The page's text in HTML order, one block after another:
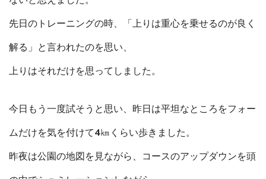
先日のトレーニングの時、「上りは重心を乗せるのが良く
解る」と言われたのを思い、
上りはそれだけを思ってしました。
今日もう一度試そうと思い、昨日は平坦なところをフォー
ムだけを気を付けて4㎞くらい歩きました。
昨夜は公園の地図を見ながら、コースのアップダウンを頭